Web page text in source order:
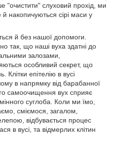
"очистити" слуховий прохід, ми
накопичуються сірі маси у
й без нашої допомоги.
так, що наші вуха здатні до
залозами,
особливий секрет, що
епітелію в вусі
в напрямку від барабанної
самоочищення вух сприяє
суглоба. Коли ми їмо,
сміємося, загалом,
відбувається процес
в вусі, та відмерлих клітин